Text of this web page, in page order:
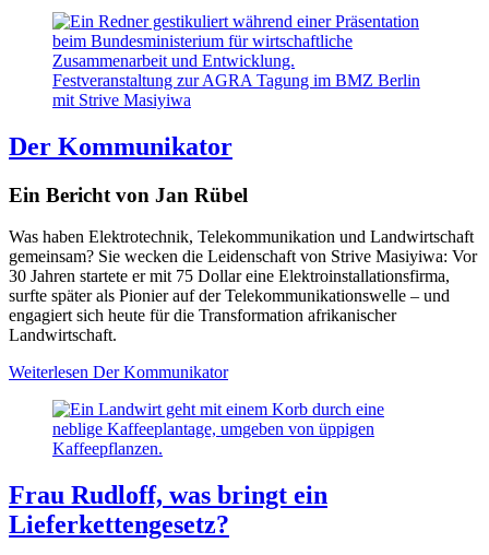
Festveranstaltung zur AGRA Tagung im BMZ Berlin
mit Strive Masiyiwa
Der Kommunikator
Ein Bericht von Jan Rübel
Was haben Elektrotechnik, Telekommunikation und Landwirtschaft
gemeinsam? Sie wecken die Leidenschaft von Strive Masiyiwa: Vor
30 Jahren startete er mit 75 Dollar eine Elektroinstallationsfirma,
surfte später als Pionier auf der Telekommunikationswelle – und
engagiert sich heute für die Transformation afrikanischer
Landwirtschaft.
Weiterlesen Der Kommunikator
Frau Rudloff, was bringt ein
Lieferkettengesetz?